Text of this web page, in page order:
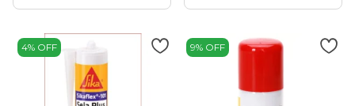
4% OFF 9% OFF